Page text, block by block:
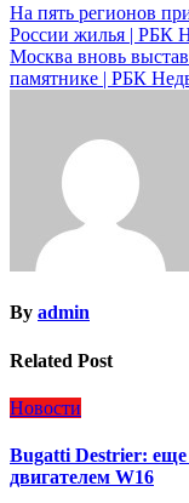
Навигация
по
записям
На пять регионов
России жилья | РБК
Москва вновь
памятнике | РБК
By admin
Related Post
Новости
Bugatti Destrier: еще
двигателем W16